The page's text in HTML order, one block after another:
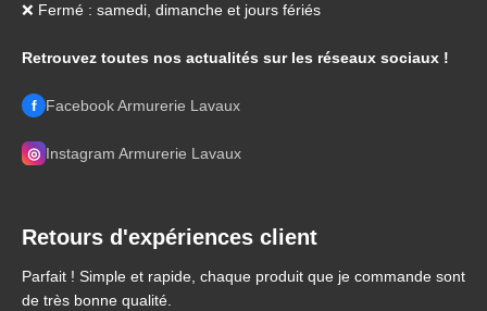
❌ Fermé : samedi, dimanche et jours fériés
Retrouvez toutes nos actualités sur les réseaux sociaux !
f Facebook Armurerie Lavaux
◎ Instagram Armurerie Lavaux
Retours d'expériences client
Parfait ! Simple et rapide, chaque produit que je commande sont
de très bonne qualité.